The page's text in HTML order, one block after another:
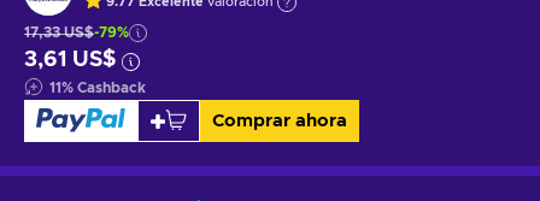
17,33 US$-79%
3,61 US$
11% Cashback
Comprar ahora